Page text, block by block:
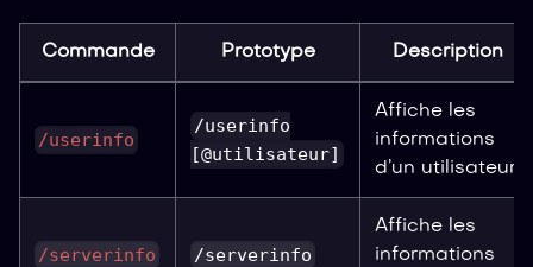
Commande Prototype Description
/userinfo
/userinfo
[@utilisateur]
Affiche les
informations
d’un utilisateur.
/serverinfo /serverinfo
Affiche les
informations